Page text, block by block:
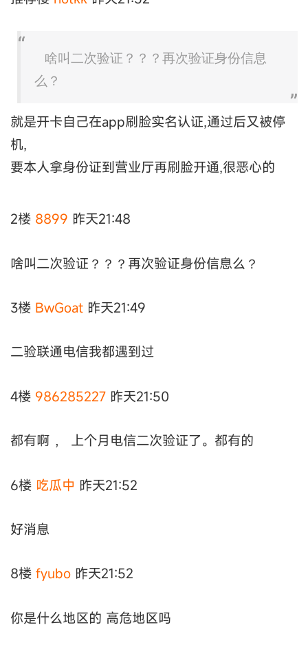
啥叫二次验证？？？再次验证身份信息
么？
就是开卡自己在app刷脸实名认证,通过后又被停
机,
要本人拿身份证到营业厅再刷脸开通,很恶心的
2楼 8899 昨天21:48
啥叫二次验证？？？再次验证身份信息么？
3楼 BwGoat 昨天21:49
二验联通电信我都遇到过
4楼 986285227 昨天21:50
都有啊 ， 上个月电信二次验证了。都有的
6楼 吃瓜中 昨天21:52
好消息
8楼 fyubo 昨天21:52
你是什么地区的 高危地区吗